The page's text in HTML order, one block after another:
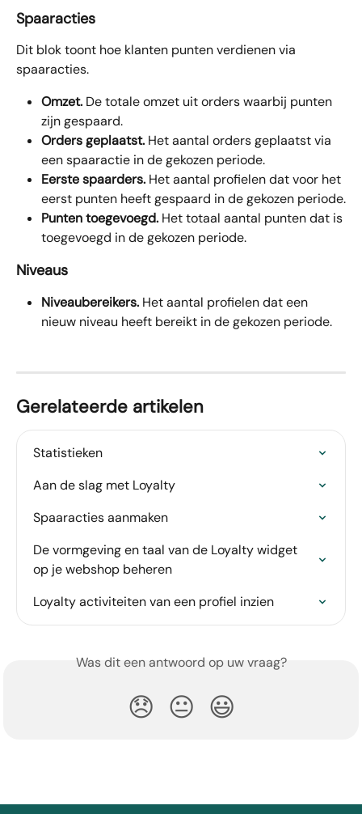
Spaaracties
Dit blok toont hoe klanten punten verdienen via
spaaracties.
Omzet. De totale omzet uit orders waarbij punten
zijn gespaard.
Orders geplaatst. Het aantal orders geplaatst via
een spaaractie in de gekozen periode.
Eerste spaarders. Het aantal profielen dat voor het
eerst punten heeft gespaard in de gekozen periode.
Punten toegevoegd. Het totaal aantal punten dat is
toegevoegd in de gekozen periode.
Niveaus
Niveaubereikers. Het aantal profielen dat een
nieuw niveau heeft bereikt in de gekozen periode.
Gerelateerde artikelen
Statistieken
Aan de slag met Loyalty
Spaaracties aanmaken
De vormgeving en taal van de Loyalty widget
op je webshop beheren
Loyalty activiteiten van een profiel inzien
Was dit een antwoord op uw vraag?
😞 😐 😃